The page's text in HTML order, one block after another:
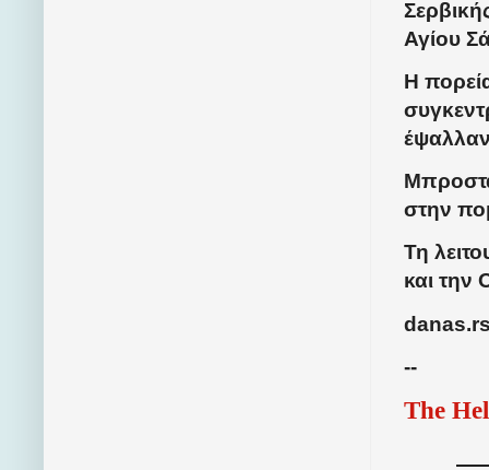
Αγίου
Η
στην
Τη
και την
--
The